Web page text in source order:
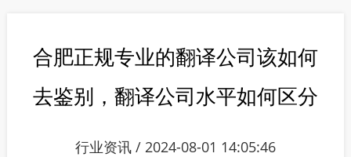
合肥正规专业的翻译公司该如何
去鉴别，翻译公司水平如何区分
行业资讯 / 2024-08-01 14:05:46